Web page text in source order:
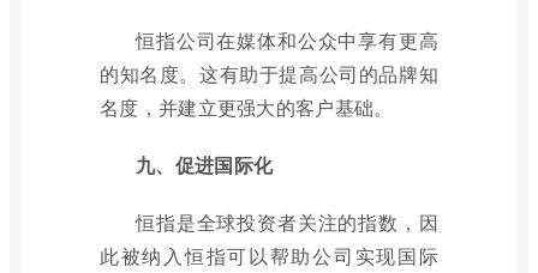
恒指公司在媒体和公众中享有更高
的知名度。这有助于提高公司的品牌知
名度，并建立更强大的客户基础。
九、促进国际化
恒指是全球投资者关注的指数，因
此被纳入恒指可以帮助公司实现国际